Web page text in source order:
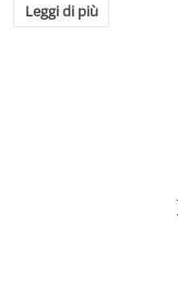
Leggi di più